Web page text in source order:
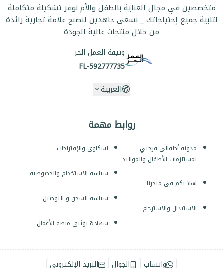
روابط مهمة
مدونة أطفالي فرحتي
لمستلزمات الأطفال والمواليد
اهلا بكم فى متجرنا
الاستبدال والاسترجاع
لشكاوى والإقتراحات
سياسة الاستخدام والخصوصية
سياسة الشحن و التوصيل
شهادة توثيق منصة الأعمال
متخصصين في مجال العناية بالطفل والأم نوفر تشكيلة متكاملة
لتلبية جميع إحتياجاتك _ نسعى جاهدين لنصبح علامة تجارية رائدة
من خلال منتجات عالية الجودة
وثيقة العمل الحر
FL-592777735
العربية
واتساب الجوال البريد الإلكتروني